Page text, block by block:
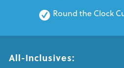
Round the Clock
All-Inclusives: